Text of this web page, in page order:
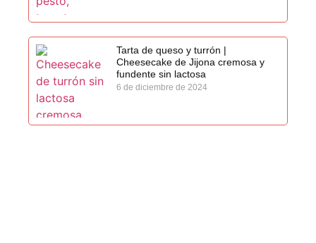
Tarta de queso y turrón |
Cheesecake de Jijona cremosa y
fundente sin lactosa
6 de diciembre de 2024